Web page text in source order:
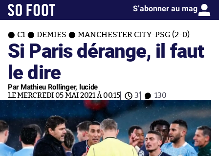
S’abonner au mag
C1 DEMIES MANCHESTER CITY-PSG (2-0)
Si Paris dérange, il faut
le dire
Par Mathieu Rollinger, lucide
LE MERCREDI 05 MAI 2021 À 00:15 3' 130